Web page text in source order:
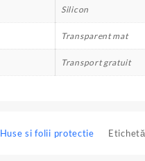
Silicon
Transparent mat
Transport gratuit
Huse si folii protectie